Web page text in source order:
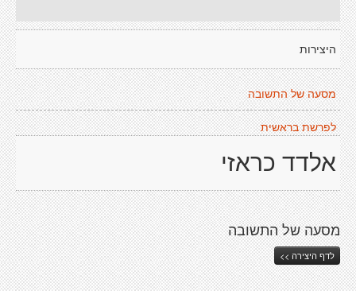
היצירות
מסעה של התשובה
לפרשת בראשית
אלדד כראזי
מסעה של התשובה
לדף היצירה >>